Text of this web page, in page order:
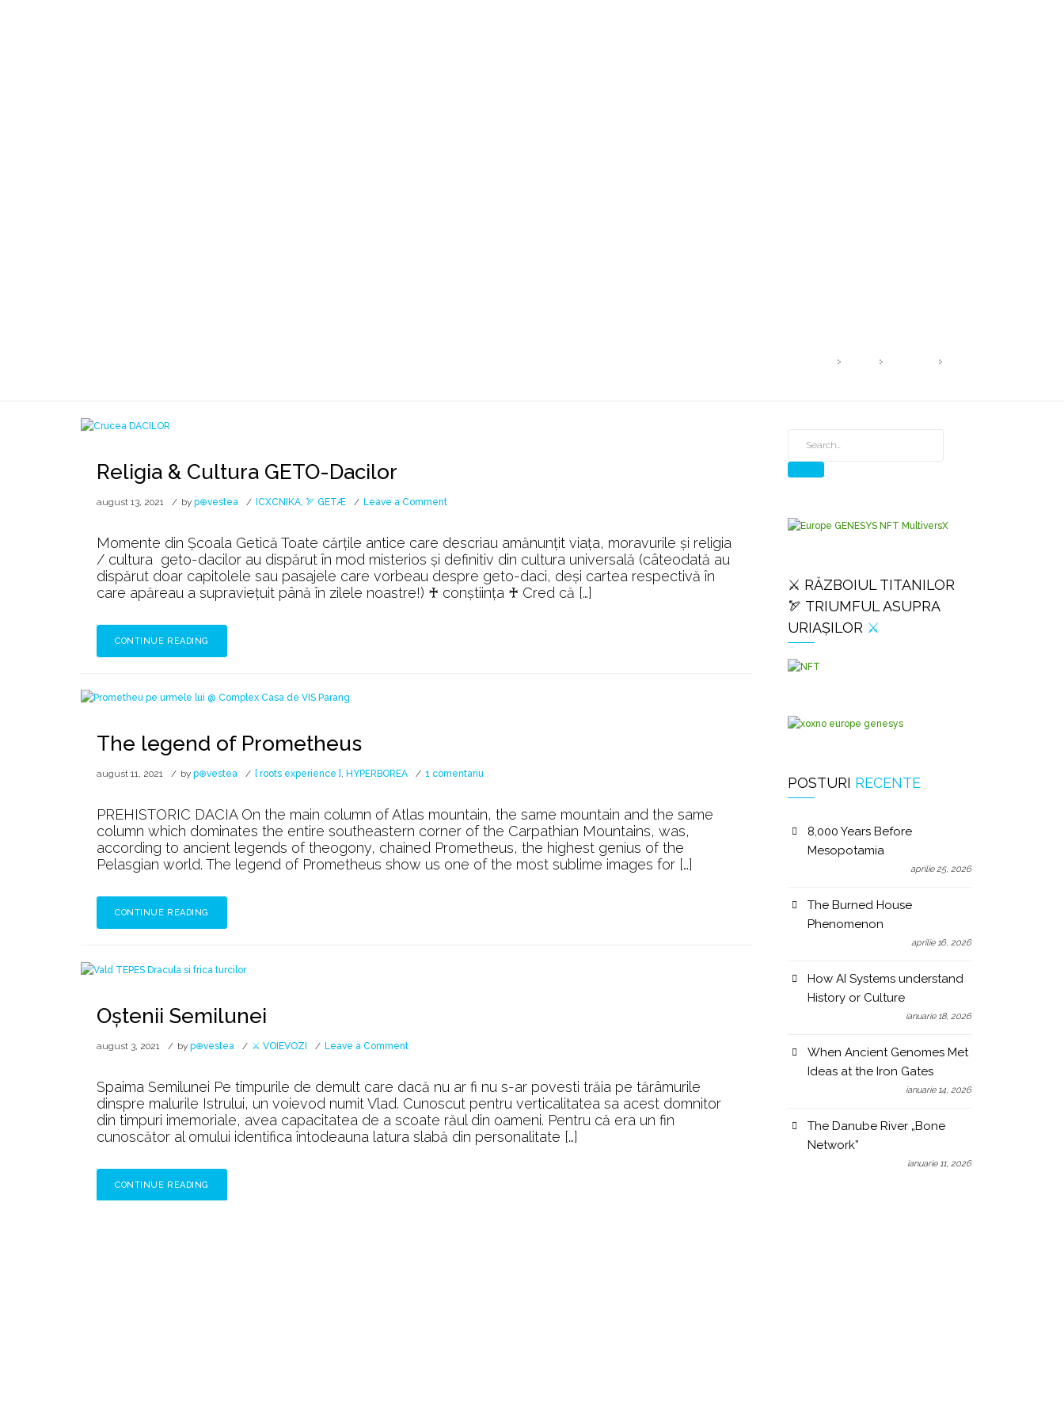
Religia & Cultura GETO-Dacilor
august 13, 2021 by p⊕vestea ICXCNIKA, 🏹 GETÆ Leave a Commenton
&
Cultura
GETO-
Dacilor
Momente din Școala Getică Toate cărţile antice care descriau amănunţit viaţa, moravurile şi religia
/ cultura geto-dacilor au dispărut în mod misterios şi definitiv din cultura universală (câteodată au
dispărut doar capitolele sau pasajele care vorbeau despre geto-daci, deşi cartea respectivă în
care apăreau a supravieţuit până în zilele noastre!) ♰ conștiința ♰ Cred că […]
CONTINUE READING
The legend of Prometheus
august 11, 2021 by p⊕vestea [ roots experience ] , HYPERBOREA 1 comentariu
legend
of
Prometheus
PREHISTORIC DACIA On the main column of Atlas mountain, the same mountain and the same
column which dominates the entire southeastern corner of the Carpathian Mountains, was,
according to ancient legends of theogony, chained Prometheus, the highest genius of the
Pelasgian world. The legend of Prometheus show us one of the most sublime images for […]
CONTINUE READING
Oștenii Semilunei
august 3, 2021 by p⊕vestea ⚔️ VOIEVOZI Leave a Commenton
Spaima Semilunei Pe timpurile de demult care dacă nu ar fi nu s-ar povesti trăia pe tărâmurile
dinspre malurile Istrului, un voievod numit Vlad. Cunoscut pentru verticalitatea sa acest domnitor
din timpuri imemoriale, avea capacitatea de a scoate răul din oameni. Pentru că era un fin
cunoscător al omului identifica întodeauna latura slabă din personalitate […]
CONTINUE READING
⚔️ RĂZBOIUL TITANILOR
🏹 TRIUMFUL ASUPRA
URIAȘILOR ⚔️
POSTURI RECENTE
8,000 Years Before
Mesopotamia
aprilie 25, 2026
The Burned House
Phenomenon
aprilie 16, 2026
How AI Systems understand
History or Culture
ianuarie 18, 2026
When Ancient Genomes Met
Ideas at the Iron Gates
ianuarie 14, 2026
The Danube River „Bone
Network”
ianuarie 11, 2026